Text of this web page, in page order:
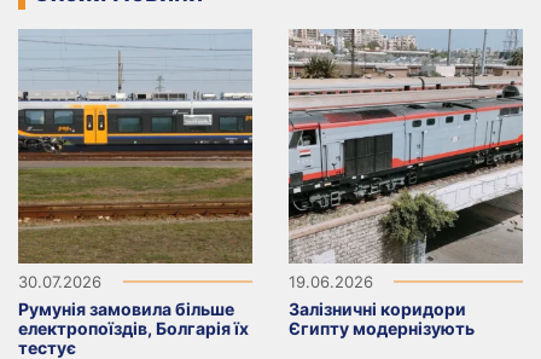
30.07.2026
Румунія замовила більше
електропоїздів, Болгарія їх
тестує
19.06.2026
Залізничні коридори
Єгипту модернізують